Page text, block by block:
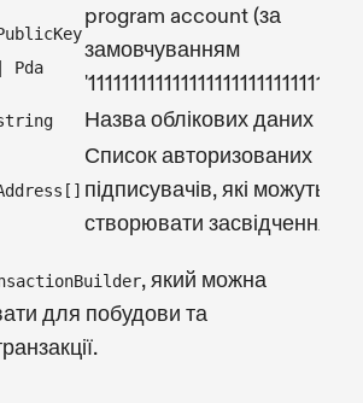
| Pda
program account (за
замовчуванням
Назва облікових даних
Список авторизованих
підписувачів, які можуть
створювати засвідчення
, який можна
для побудови та